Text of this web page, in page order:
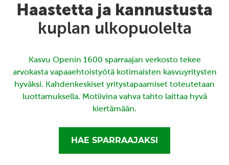
Haastetta ja kannustusta
kuplan ulkopuolelta
Kasvu Openin 1600 sparraajan verkosto tekee
arvokasta vapaaehtoistyötä kotimaisten kasvuyritysten
hyväksi. Kahdenkeskiset yritystapaamiset toteutetaan
luottamuksella. Motiivina vahva tahto laittaa hyvä
kiertämään.
HAE SPARRAAJAKSI